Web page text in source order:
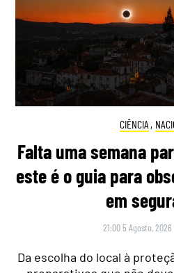
CIÊNCIA ,
Falta uma semana
este é o guia para
em
21:00 5 Agosto, 2026
Da escolha do local à